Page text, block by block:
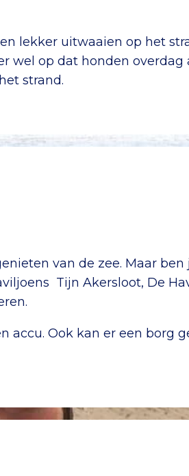
lekker uitwaaien op het
wel op dat honden overdag
strand.
van de zee. Maar ben
Tijn Akersloot, De
accu. Ook kan er een borg